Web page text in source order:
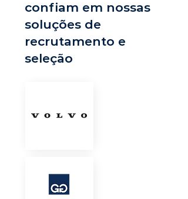
confiam em nossas
soluções de
recrutamento e
seleção